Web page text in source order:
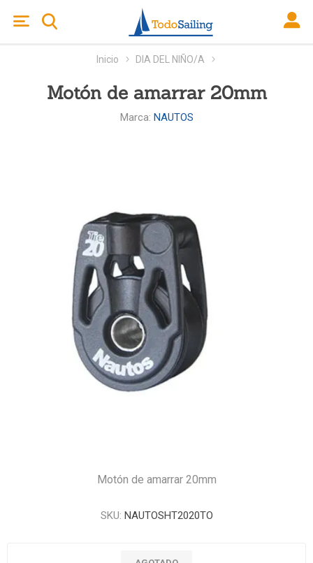
Inicio DIA DEL NIÑO/A
Motón de amarrar 20mm
Marca: NAUTOS
Motón de amarrar 20mm
SKU: NAUTOSHT2020TO